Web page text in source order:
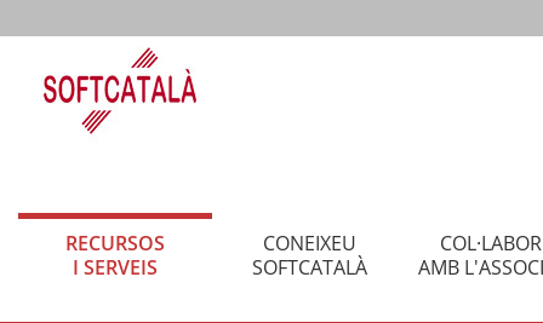
RECURSOS
I SERVEIS
CONEIXEU
SOFTCATALÀ
AMB